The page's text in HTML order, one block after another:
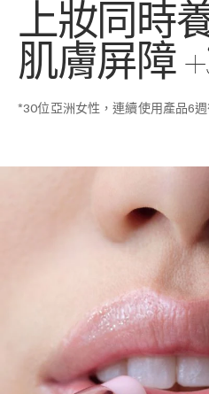
上妝同時
肌膚屏障
*30位亞洲女性，連續使用產品6